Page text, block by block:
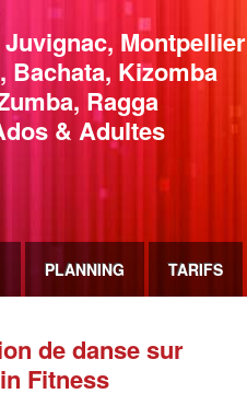
Juvignac, Montpellier
Bachata, Kizomba
Ragga
& Adultes
PLANNING TARIFS
de danse sur
Fitness